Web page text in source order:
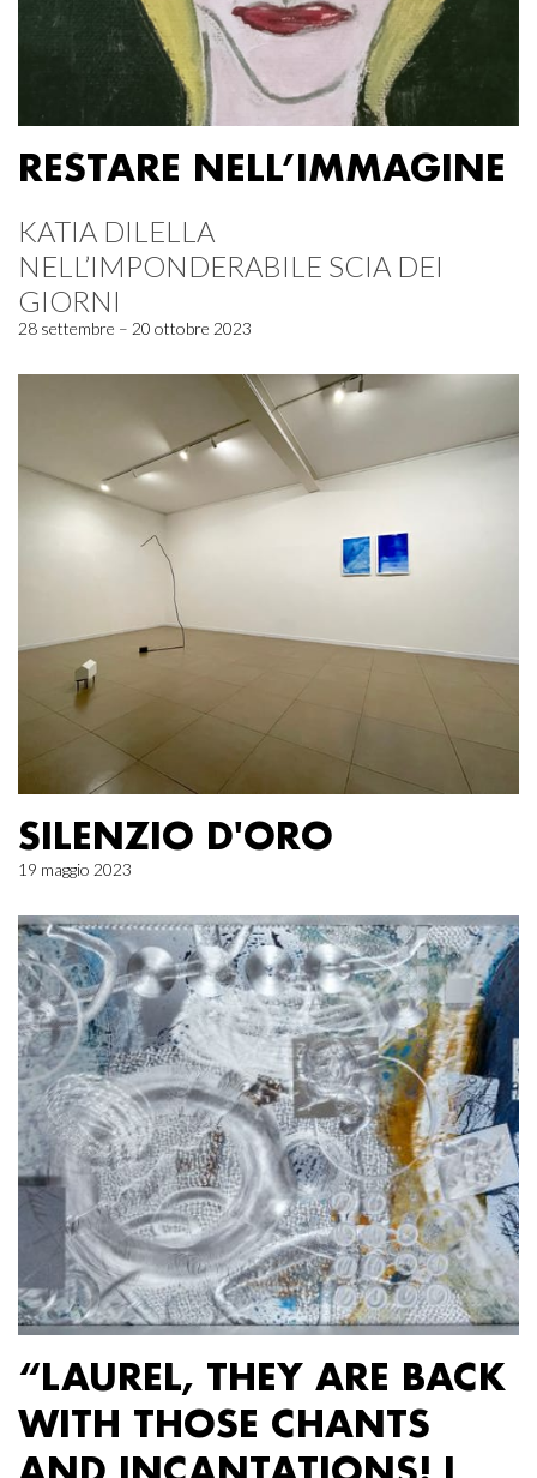
RESTARE NELL’IMMAGINE
KATIA DILELLA
NELL’IMPONDERABILE SCIA DEI
GIORNI
28 settembre – 20 ottobre 2023
SILENZIO D'ORO
19 maggio 2023
“LAUREL, THEY ARE BACK
WITH THOSE CHANTS